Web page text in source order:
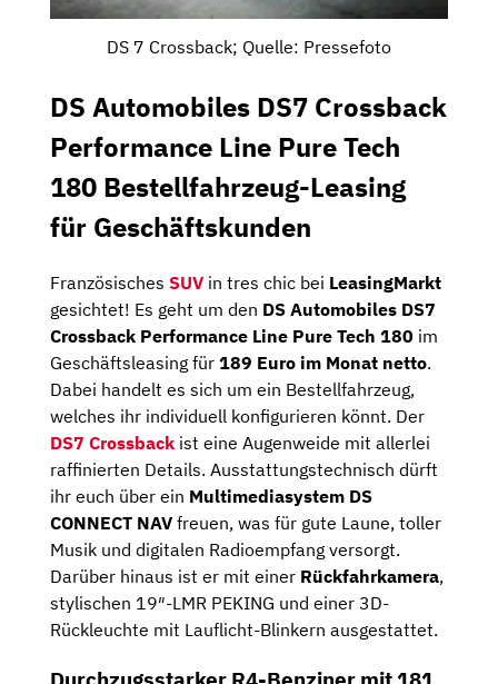
DS 7 Crossback; Quelle: Pressefoto
DS Automobiles DS7 Crossback
Performance Line Pure Tech
180 Bestellfahrzeug-Leasing
für Geschäftskunden
Französisches SUV in tres chic bei LeasingMarkt
gesichtet! Es geht um den DS Automobiles DS7
Crossback Performance Line Pure Tech 180 im
Geschäftsleasing für 189 Euro im Monat netto.
Dabei handelt es sich um ein Bestellfahrzeug,
welches ihr individuell konfigurieren könnt. Der
DS7 Crossback ist eine Augenweide mit allerlei
raffinierten Details. Ausstattungstechnisch dürft
ihr euch über ein Multimediasystem DS
CONNECT NAV freuen, was für gute Laune, toller
Musik und digitalen Radioempfang versorgt.
Darüber hinaus ist er mit einer Rückfahrkamera,
stylischen 19″-LMR PEKING und einer 3D-
Rückleuchte mit Lauflicht-Blinkern ausgestattet.